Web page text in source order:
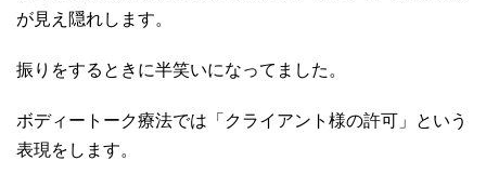
が見え隠れします。
振りをするときに半笑いになってました。
ボディートーク療法では「クライアント様の許可」という
表現をします。